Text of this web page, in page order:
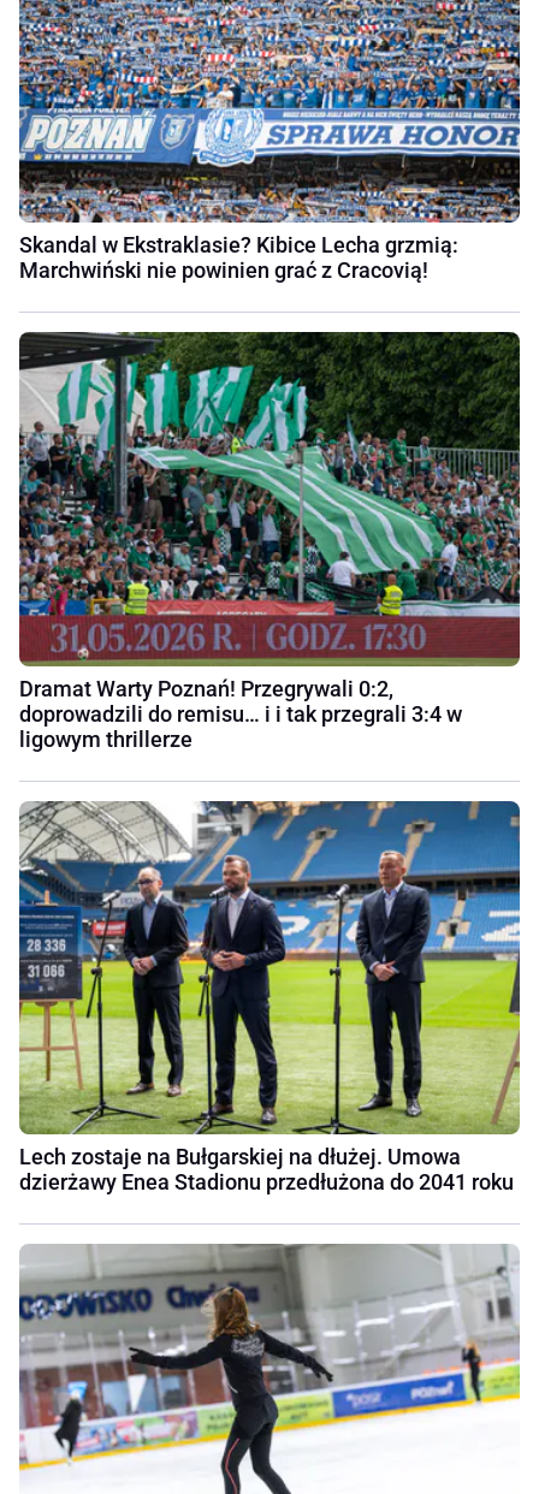
Skandal w Ekstraklasie? Kibice Lecha grzmią:
Marchwiński nie powinien grać z Cracovią!
Dramat Warty Poznań! Przegrywali 0:2,
doprowadzili do remisu… i i tak przegrali 3:4 w
ligowym thrillerze
Lech zostaje na Bułgarskiej na dłużej. Umowa
dzierżawy Enea Stadionu przedłużona do 2041 roku